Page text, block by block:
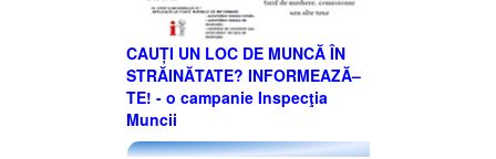
CAUȚI UN LOC DE MUNCĂ ÎN
STRĂINĂTATE? INFORMEAZĂ–
TE! - o campanie Inspecţia
Muncii